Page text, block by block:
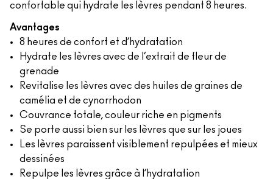
confortable qui hydrate les lèvres pendant 8 heures.
Avantages
8 heures de confort et d’hydratation
Hydrate les lèvres avec de l’extrait de fleur de
grenade
Revitalise les lèvres avec des huiles de graines de
camélia et de cynorrhodon
Couvrance totale, couleur riche en pigments
Se porte aussi bien sur les lèvres que sur les joues
Les lèvres paraissent visiblement repulpées et mieux
dessinées
Repulpe les lèvres grâce à l’hydratation